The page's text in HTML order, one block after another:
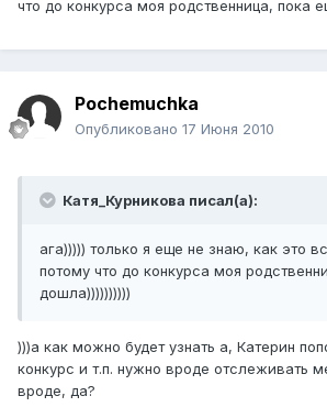
что до конкурса моя родственница, пока
Pochemuchka
Опубликовано 17 Июня 2010
Катя_Курникова писал(а):
ага))))) только я еще не знаю, как это
потому что до конкурса моя
дошла))))))))))
)))а как можно будет узнать а, Катерин
конкурс и т.п. нужно вроде отслеживать
вроде, да?